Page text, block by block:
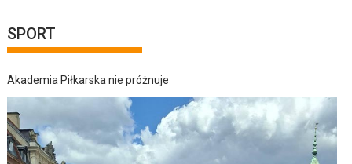
SPORT
Akademia Piłkarska nie próżnuje